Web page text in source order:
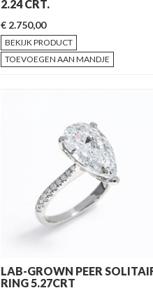
2.24 CRT.
€ 2.750,00
BEKIJK PRODUCT
TOEVOEGEN AAN MANDJE
LAB-GROWN PEER
RING 5.27CRT